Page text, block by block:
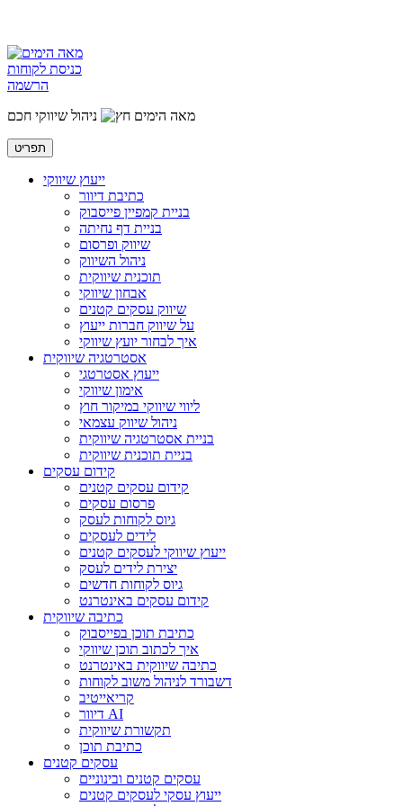
כניסת לקוחות
הרשמה
מאה הימים
ניהול שיווקי חכם
תפריט
ייעוץ שיווקי
כתיבת דיוור
בניית קמפיין פייסבוק
בניית דף נחיתה
שיווק ופרסום
ניהול השיווק
תוכנית שיווקית
אבחון שיווקי
שיווק עסקים קטנים
על שיווק חברות ייעוץ
איך לבחור יועץ שיווקי
אסטרטגיה שיווקית
ייעוץ אסטרטגי
אימון שיווקי
ליווי שיווקי במיקור חוץ
ניהול שיווק עצמאי
בניית אסטרטגיה שיווקית
בניית תוכנית שיווקית
קידום עסקים
קידום עסקים קטנים
פרסום עסקים
גיוס לקוחות לעסק
לידים לעסקים
ייעוץ שיווקי לעסקים קטנים
יצירת לידים לעסק
גיוס לקוחות חדשים
קידום עסקים באינטרנט
כתיבה שיווקית
כתיבת תוכן בפייסבוק
איך לכתוב תוכן שיווקי
כתיבה שיווקית באינטרנט
דשבורד לניהול משוב לקוחות
קריאייטיב
דיוור AI
תקשורת שיווקית
כתיבת תוכן
עסקים קטנים
עסקים קטנים ובינוניים
ייעוץ עסקי לעסקים קטנים